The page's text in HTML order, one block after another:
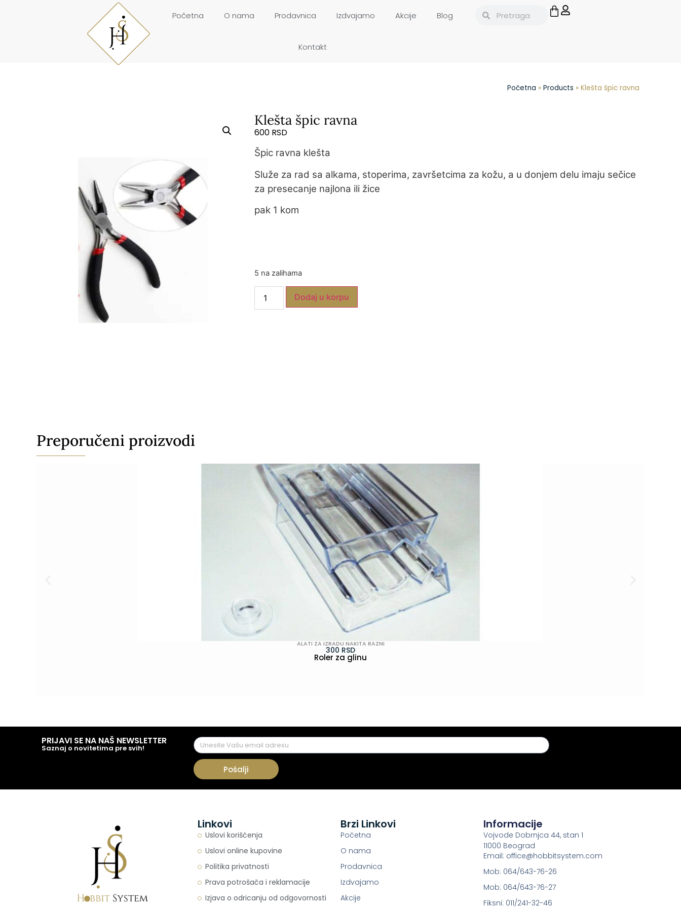
Početna O nama Prodavnica Izdvajamo Akcije Blog
Kontakt
Početna » Products » Klešta špic ravna
Klešta špic ravna
600 RSD
Špic ravna klešta
Služe za rad sa alkama, stoperima, završetcima za kožu, a u donjem delu imaju sečice
za presecanje najlona ili žice
pak 1 kom
5 na zalihama
Dodaj u korpu
Preporučeni proizvodi
ALATI ZA IZRADU NAKITA RAZNI
300 RSD
Roler za glinu
PRIJAVI SE NA NAŠ NEWSLETTER
Saznaj o novitetima pre svih!
Pošalji
Linkovi
Uslovi korišćenja
Uslovi online kupovine
Politika privatnosti
Prava potrošača i reklamacije
Izjava o odricanju od odgovornosti
Brzi Linkovi
Početna
O nama
Prodavnica
Izdvajamo
Akcije
Informacije
Vojvode Dobrnjca 44, stan 1
11000 Beograd
Email: office@hobbitsystem.com
Mob: 064/643-76-26
Mob: 064/643-76-27
Fiksni: 011/241-32-46